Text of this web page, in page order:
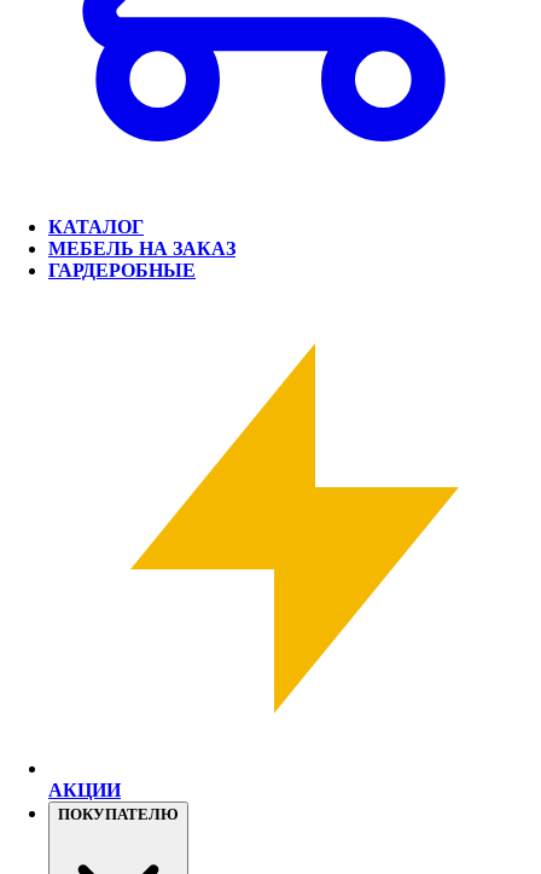
КАТАЛОГ
МЕБЕЛЬ НА ЗАКАЗ
ГАРДЕРОБНЫЕ
АКЦИИ
ПОКУПАТЕЛЮ